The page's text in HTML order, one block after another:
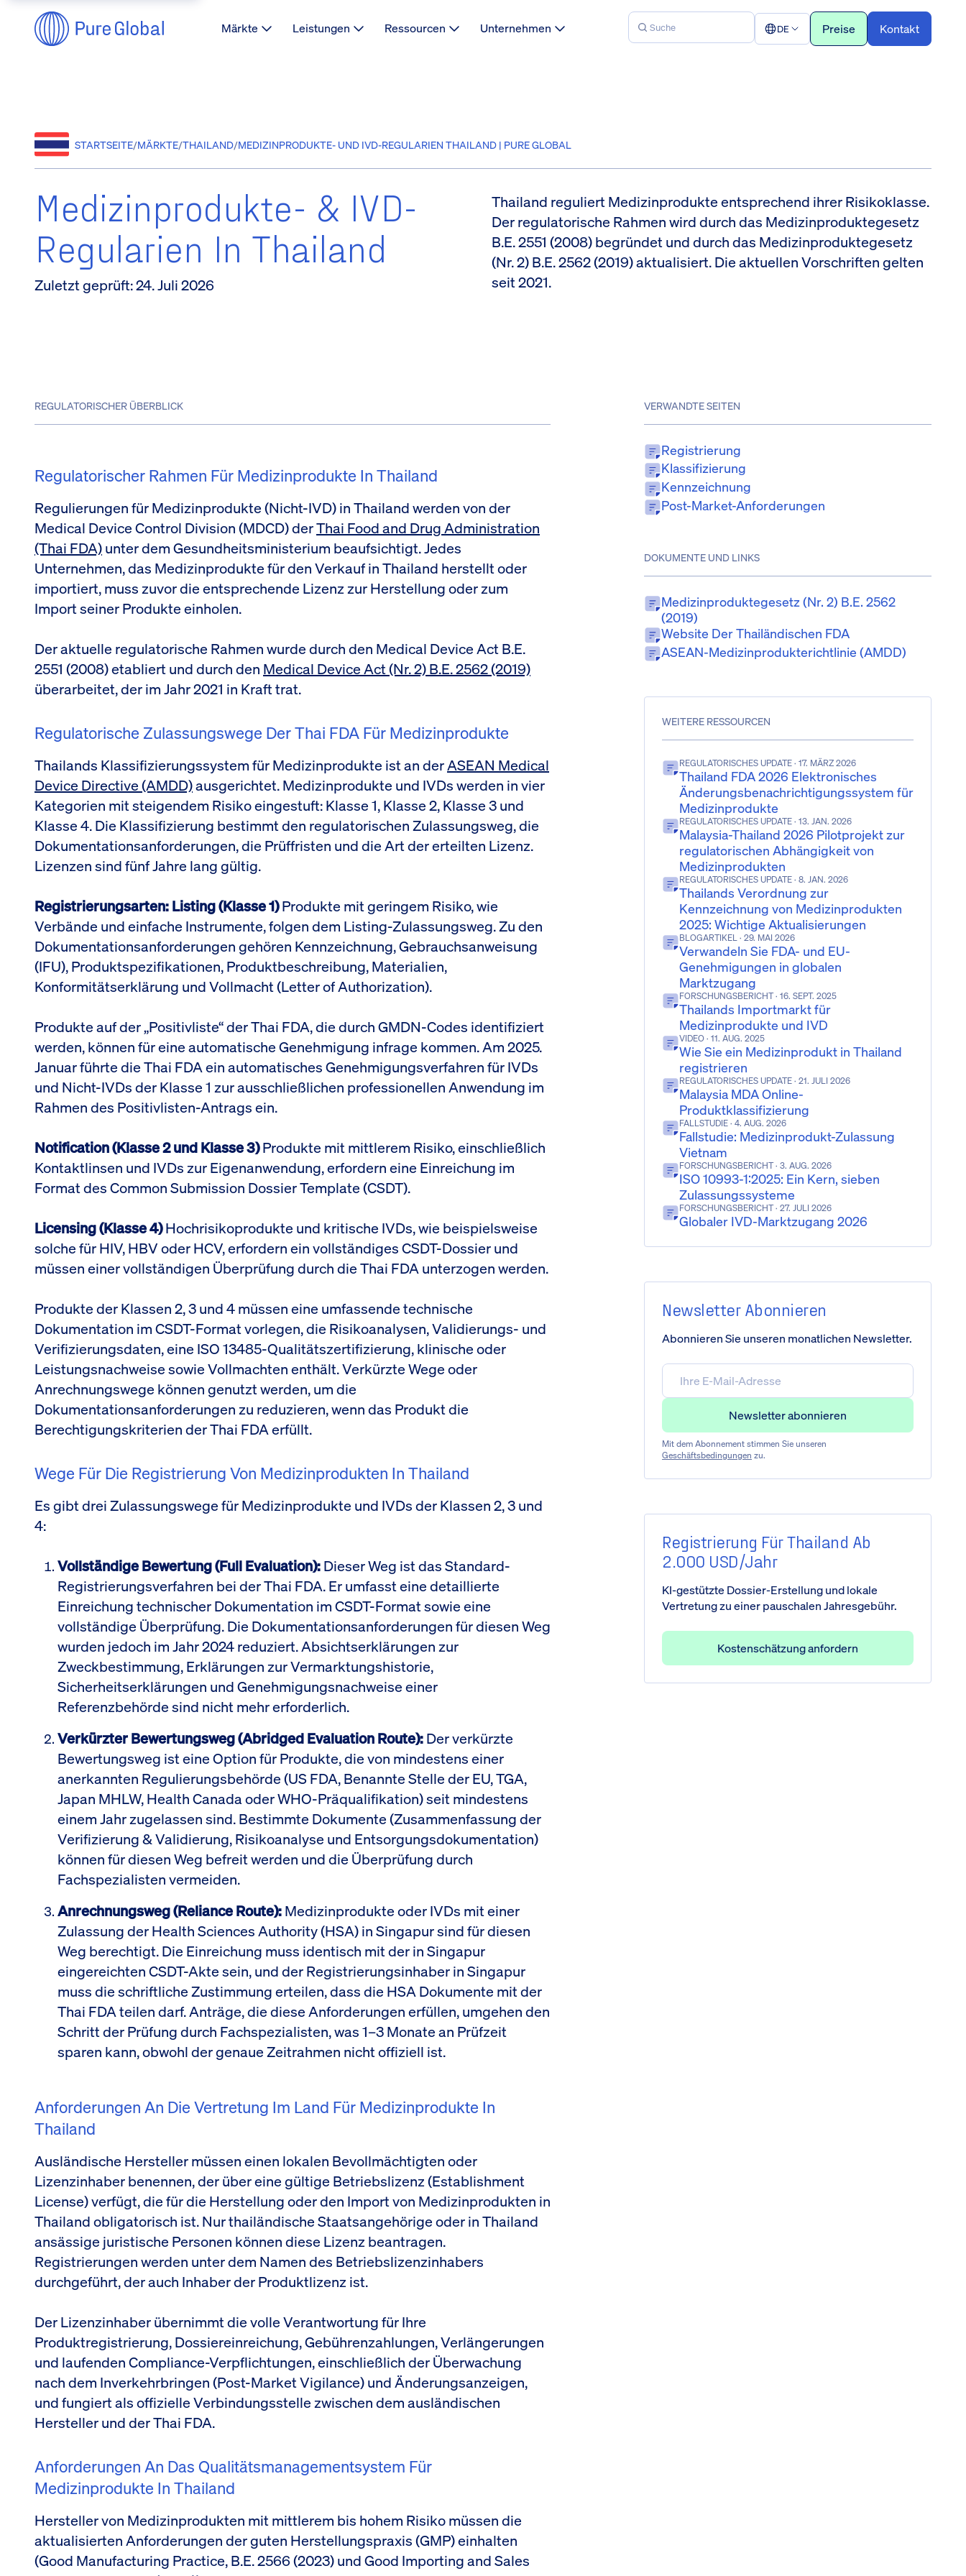
Märkte Leistungen Ressourcen Unternehmen DE Preise Kontakt
STARTSEITE/MÄRKTE/THAILAND/MEDIZINPRODUKTE- UND IVD-REGULARIEN THAILAND | PURE GLOBAL
Medizinprodukte- & IVD-
Regularien In Thailand
Zuletzt geprüft:24. Juli 2026
Thailand reguliert Medizinprodukte entsprechend ihrer Risikoklasse.
Der regulatorische Rahmen wird durch das Medizinproduktegesetz
B.E. 2551 (2008) begründet und durch das Medizinproduktegesetz
(Nr. 2) B.E. 2562 (2019) aktualisiert. Die aktuellen Vorschriften gelten
seit 2021.
REGULATORISCHER ÜBERBLICK
Regulatorischer Rahmen Für Medizinprodukte In Thailand
Regulierungen für Medizinprodukte (Nicht-IVD) in Thailand werden von der
Medical Device Control Division (MDCD) derThai Food and Drug Administration
(Thai FDA)unter dem Gesundheitsministerium beaufsichtigt. Jedes
Unternehmen, das Medizinprodukte für den Verkauf in Thailand herstellt oder
importiert, muss zuvor die entsprechende Lizenz zur Herstellung oder zum
Import seiner Produkte einholen.
Der aktuelle regulatorische Rahmen wurde durch den Medical Device Act B.E.
2551 (2008) etabliert und durch den Medical Device Act (Nr. 2) B.E. 2562 (2019)
überarbeitet, der im Jahr 2021 in Kraft trat.
Regulatorische Zulassungswege Der Thai FDA Für Medizinprodukte
Thailands Klassifizierungssystem für Medizinprodukte ist an derASEAN Medical
Device Directive (AMDD)ausgerichtet. Medizinprodukte und IVDs werden in vier
Kategorien mit steigendem Risiko eingestuft: Klasse 1, Klasse 2, Klasse 3 und
Klasse 4. Die Klassifizierung bestimmt den regulatorischen Zulassungsweg, die
Dokumentationsanforderungen, die Prüffristen und die Art der erteilten Lizenz.
Lizenzen sind fünf Jahre lang gültig.
Registrierungsarten: Listing (Klasse 1)Produkte mit geringem Risiko, wie
Verbände und einfache Instrumente, folgen dem Listing-Zulassungsweg. Zu den
Dokumentationsanforderungen gehören Kennzeichnung, Gebrauchsanweisung
(IFU), Produktspezifikationen, Produktbeschreibung, Materialien,
Konformitätserklärung und Vollmacht (Letter of Authorization).
Produkte auf der „Positivliste“ der Thai FDA, die durch GMDN-Codes identifiziert
werden, können für eine automatische Genehmigung infrage kommen. Am 2025.
Januar führte die Thai FDA ein automatisches Genehmigungsverfahren für IVDs
und Nicht-IVDs der Klasse 1 zur ausschließlichen professionellen Anwendung im
Rahmen des Positivlisten-Antrags ein.
Notification (Klasse 2 und Klasse 3)Produkte mit mittlerem Risiko, einschließlich
Kontaktlinsen und IVDs zur Eigenanwendung, erfordern eine Einreichung im
Format des Common Submission Dossier Template (CSDT).
Licensing (Klasse 4)Hochrisikoprodukte und kritische IVDs, wie beispielsweise
solche für HIV, HBV oder HCV, erfordern ein vollständiges CSDT-Dossier und
müssen einer vollständigen Überprüfung durch die Thai FDA unterzogen werden.
Produkte der Klassen 2, 3 und 4 müssen eine umfassende technische
Dokumentation im CSDT-Format vorlegen, die Risikoanalysen, Validierungs- und
Verifizierungsdaten, eine ISO 13485-Qualitätszertifizierung, klinische oder
Leistungsnachweise sowie Vollmachten enthält. Verkürzte Wege oder
Anrechnungswege können genutzt werden, um die
Dokumentationsanforderungen zu reduzieren, wenn das Produkt die
Berechtigungskriterien der Thai FDA erfüllt.
Wege Für Die Registrierung Von Medizinprodukten In Thailand
Es gibt drei Zulassungswege für Medizinprodukte und IVDs der Klassen 2, 3 und
4:
Vollständige Bewertung (Full Evaluation):Dieser Weg ist das Standard-
Registrierungsverfahren bei der Thai FDA. Er umfasst eine detaillierte
Einreichung technischer Dokumentation im CSDT-Format sowie eine
vollständige Überprüfung. Die Dokumentationsanforderungen für diesen Weg
wurden jedoch im Jahr 2024 reduziert. Absichtserklärungen zur
Zweckbestimmung, Erklärungen zur Vermarktungshistorie,
Sicherheitserklärungen und Genehmigungsnachweise einer
Referenzbehörde sind nicht mehr erforderlich.
Verkürzter Bewertungsweg (Abridged Evaluation Route):Der verkürzte
Bewertungsweg ist eine Option für Produkte, die von mindestens einer
anerkannten Regulierungsbehörde (US FDA, Benannte Stelle der EU, TGA,
Japan MHLW, Health Canada oder WHO-Präqualifikation) seit mindestens
einem Jahr zugelassen sind. Bestimmte Dokumente (Zusammenfassung der
Verifizierung & Validierung, Risikoanalyse und Entsorgungsdokumentation)
können für diesen Weg befreit werden und die Überprüfung durch
Fachspezialisten vermeiden.
Anrechnungsweg (Reliance Route):Medizinprodukte oder IVDs mit einer
Zulassung der Health Sciences Authority (HSA) in Singapur sind für diesen
Weg berechtigt. Die Einreichung muss identisch mit der in Singapur
eingereichten CSDT-Akte sein, und der Registrierungsinhaber in Singapur
muss die schriftliche Zustimmung erteilen, dass die HSA Dokumente mit der
Thai FDA teilen darf. Anträge, die diese Anforderungen erfüllen, umgehen den
Schritt der Prüfung durch Fachspezialisten, was 1–3 Monate an Prüfzeit
sparen kann, obwohl der genaue Zeitrahmen nicht offiziell ist.
Anforderungen An Die Vertretung Im Land Für Medizinprodukte In
Thailand
Ausländische Hersteller müssen einen lokalen Bevollmächtigten oder
Lizenzinhaber benennen, der über eine gültige Betriebslizenz (Establishment
License) verfügt, die für die Herstellung oder den Import von Medizinprodukten in
Thailand obligatorisch ist. Nur thailändische Staatsangehörige oder in Thailand
ansässige juristische Personen können diese Lizenz beantragen.
Registrierungen werden unter dem Namen des Betriebslizenzinhabers
durchgeführt, der auch Inhaber der Produktlizenz ist.
Der Lizenzinhaber übernimmt die volle Verantwortung für Ihre
Produktregistrierung, Dossiereinreichung, Gebührenzahlungen, Verlängerungen
und laufenden Compliance-Verpflichtungen, einschließlich der Überwachung
nach dem Inverkehrbringen (Post-Market Vigilance) und Änderungsanzeigen,
und fungiert als offizielle Verbindungsstelle zwischen dem ausländischen
Hersteller und der Thai FDA.
Anforderungen An Das Qualitätsmanagementsystem Für
Medizinprodukte In Thailand
Hersteller von Medizinprodukten mit mittlerem bis hohem Risiko müssen die
aktualisierten Anforderungen der guten Herstellungspraxis (GMP) einhalten
(Good Manufacturing Practice, B.E. 2566 (2023) und Good Importing and Sales
VERWANDTE SEITEN
Registrierung
Klassifizierung
Kennzeichnung
Post-Market-Anforderungen
DOKUMENTE UND LINKS
Medizinproduktegesetz (Nr. 2) B.E. 2562
(2019)
Website Der Thailändischen FDA
ASEAN-Medizinprodukterichtlinie (AMDD)
WEITERE RESSOURCEN
REGULATORISCHES UPDATE · 17. MÄRZ 2026
Thailand FDA 2026 Elektronisches
Änderungsbenachrichtigungssystem für
Medizinprodukte
REGULATORISCHES UPDATE · 13. JAN. 2026
Malaysia-Thailand 2026 Pilotprojekt zur
regulatorischen Abhängigkeit von
Medizinprodukten
REGULATORISCHES UPDATE · 8. JAN. 2026
Thailands Verordnung zur
Kennzeichnung von Medizinprodukten
2025: Wichtige Aktualisierungen
BLOGARTIKEL · 29. MAI 2026
Verwandeln Sie FDA- und EU-
Genehmigungen in globalen
Marktzugang
FORSCHUNGSBERICHT· 16. SEPT. 2025
Thailands Importmarkt für
Medizinprodukte und IVD
VIDEO · 11. AUG. 2025
Wie Sie ein Medizinprodukt in Thailand
registrieren
REGULATORISCHES UPDATE · 21. JULI 2026
Malaysia MDA Online-
Produktklassifizierung
FALLSTUDIE · 4. AUG. 2026
Fallstudie: Medizinprodukt-Zulassung
Vietnam
FORSCHUNGSBERICHT· 3. AUG. 2026
ISO 10993-1:2025: Ein Kern, sieben
Zulassungssysteme
FORSCHUNGSBERICHT· 27. JULI 2026
Globaler IVD-Marktzugang 2026
Newsletter Abonnieren
Abonnieren Sie unseren monatlichen Newsletter.
Mit dem Abonnement stimmen Sie unseren
Geschäftsbedingungen zu.
Registrierung Für Thailand Ab
2.000 USD/Jahr
KI-gestützte Dossier-Erstellung und lokale
Vertretung zu einer pauschalen Jahresgebühr.
Kostenschätzung anfordern